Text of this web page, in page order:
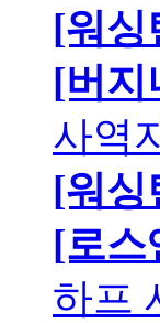
[워싱
[버지
사역
[워싱
[로스
하프